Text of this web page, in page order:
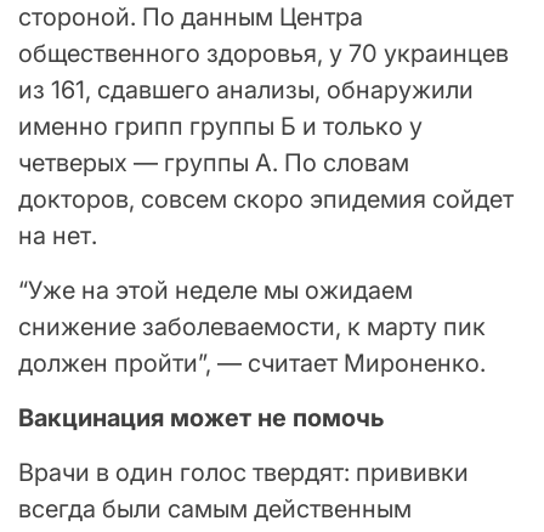
стороной. По данным Центра
общественного здоровья, у 70 украинцев
из 161, сдавшего анализы, обнаружили
именно грипп группы Б и только у
четверых — группы А. По словам
докторов, совсем скоро эпидемия сойдет
на нет.
“Уже на этой неделе мы ожидаем
снижение заболеваемости, к марту пик
должен пройти”, — считает Мироненко.
Вакцинация может не помочь
Врачи в один голос твердят: прививки
всегда были самым действенным